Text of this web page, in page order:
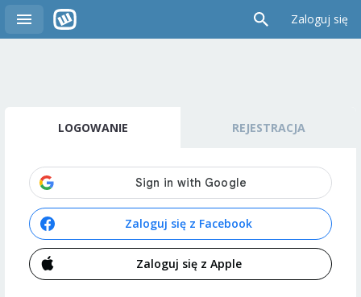
Zaloguj się
LOGOWANIE REJESTRACJA
Zaloguj się z Facebook
Zaloguj się z Apple